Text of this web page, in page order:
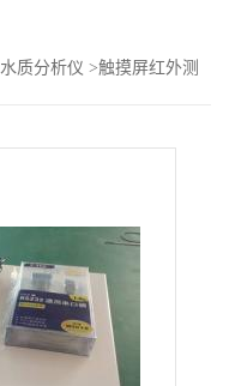
水质分析仪 >触摸屏红外测